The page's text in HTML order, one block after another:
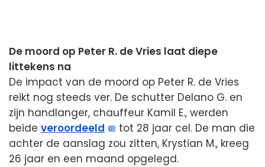
De moord op Peter R. de Vries laat diepe
littekens na
De impact van de moord op Peter R. de Vries
reikt nog steeds ver. De schutter Delano G. en
zijn handlanger, chauffeur Kamil E., werden
beide veroordeeld
tot 28 jaar cel. De man die
achter de aanslag zou zitten, Krystian M., kreeg
26 jaar en een maand opgelegd.